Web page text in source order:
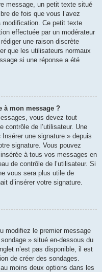
message, un petit texte situé
de fois que vous l’avez
modification. Ce petit texte
effectuée par un modérateur
une raison discrète
que les utilisateurs normaux
si une réponse a été
à mon message ?
vous devez tout
contrôle de l’utilisateur. Une
une signature » depuis
signature. Vous pouvez
à tous vos messages en
de contrôle de l’utilisateur. Si
vous sera plus utile de
d’insérer votre signature.
modifiez le premier message
» situé en-dessous du
n’est pas disponible, il est
de créer des sondages.
moins deux options dans les